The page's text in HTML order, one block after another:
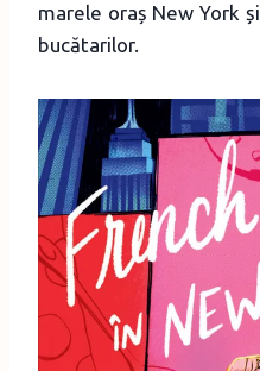
marele oraș New York
bucătarilor.